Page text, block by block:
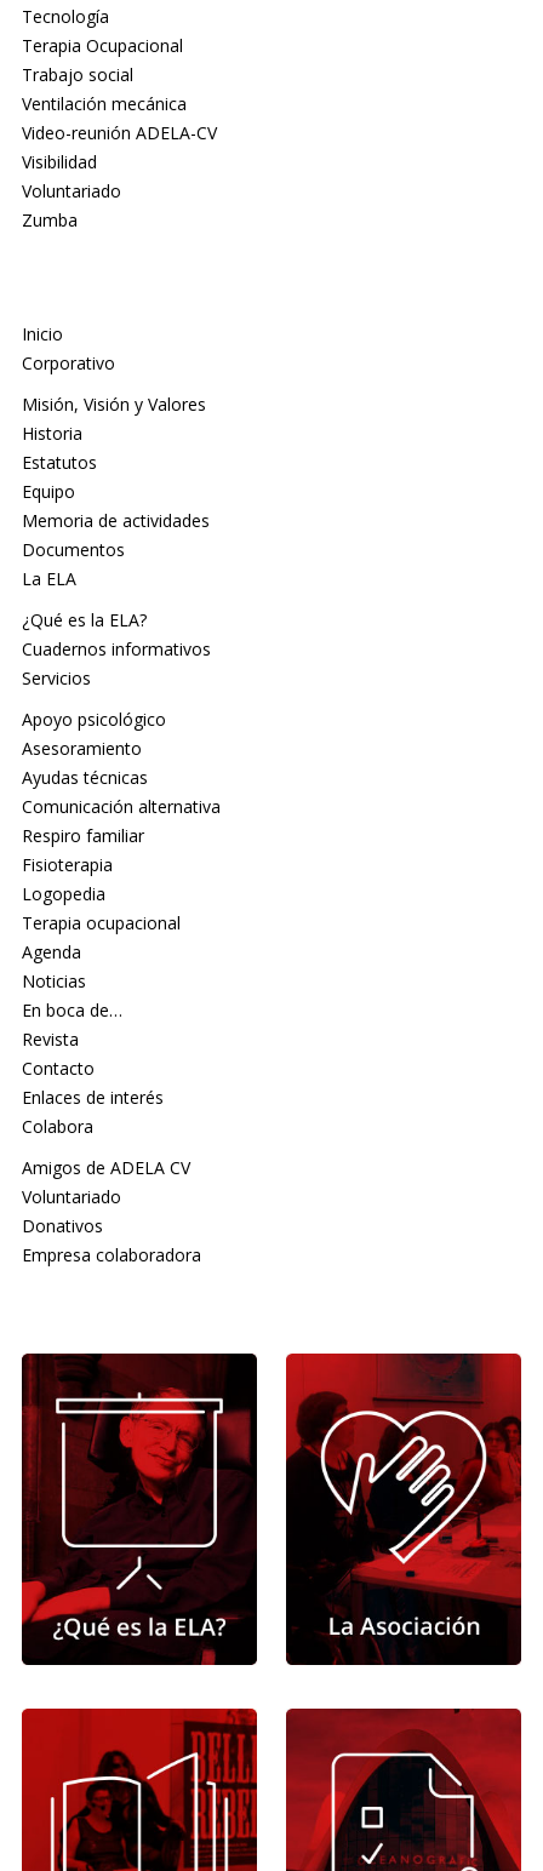
Tecnología
Terapia Ocupacional
Trabajo social
Ventilación mecánica
Video-reunión ADELA-CV
Visibilidad
Voluntariado
Zumba
Inicio
Corporativo
Misión, Visión y Valores
Historia
Estatutos
Equipo
Memoria de actividades
Documentos
La ELA
¿Qué es la ELA?
Cuadernos informativos
Servicios
Apoyo psicológico
Asesoramiento
Ayudas técnicas
Comunicación alternativa
Respiro familiar
Fisioterapia
Logopedia
Terapia ocupacional
Agenda
Noticias
En boca de…
Revista
Contacto
Enlaces de interés
Colabora
Amigos de ADELA CV
Voluntariado
Donativos
Empresa colaboradora